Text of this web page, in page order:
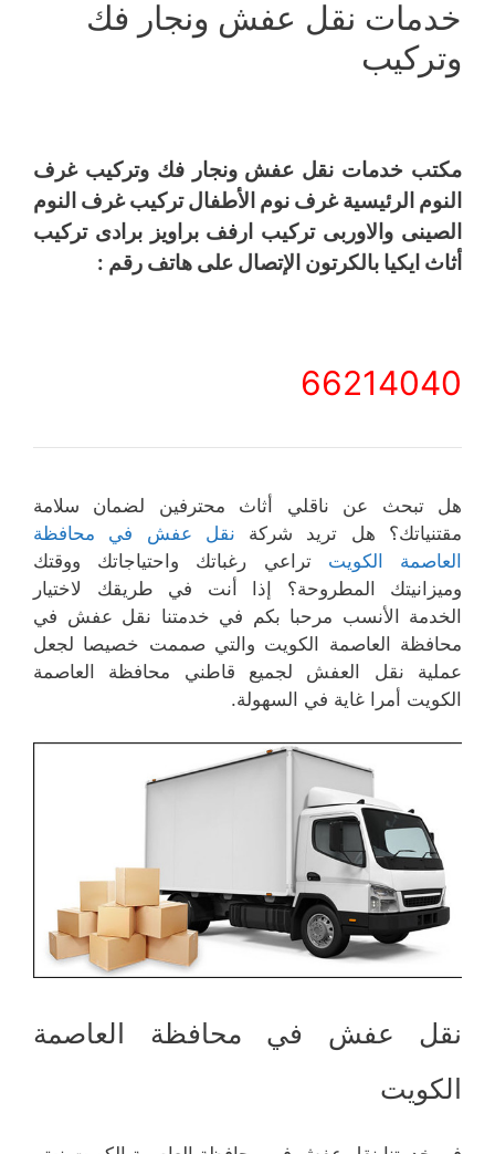
خدمات نقل عفش ونجار فك
وتركيب
مكتب خدمات نقل عفش ونجار فك وتركيب غرف
النوم الرئيسية غرف نوم الأطفال تركيب غرف النوم
الصينى والاوربى تركيب ارفف براويز برادى تركيب
أثاث ايكيا بالكرتون الإتصال على هاتف رقم :
66214040
هل تبحث عن ناقلي أثاث محترفين لضمان سلامة
مقتنياتك؟ هل تريد شركة نقل عفش في محافظة
العاصمة الكويت تراعي رغباتك واحتياجاتك ووقتك
وميزانيتك المطروحة؟ إذا أنت في طريقك لاختيار
الخدمة الأنسب مرحبا بكم في خدمتنا نقل عفش في
محافظة العاصمة الكويت والتي صممت خصيصا لجعل
عملية نقل العفش لجميع قاطني محافظة العاصمة
الكويت أمرا غاية في السهولة.
نقل عفش في محافظة العاصمة
الكويت